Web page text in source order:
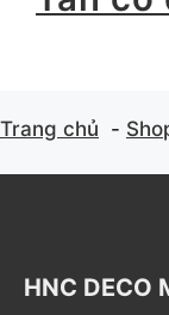
Trang chủ
HNC DECO